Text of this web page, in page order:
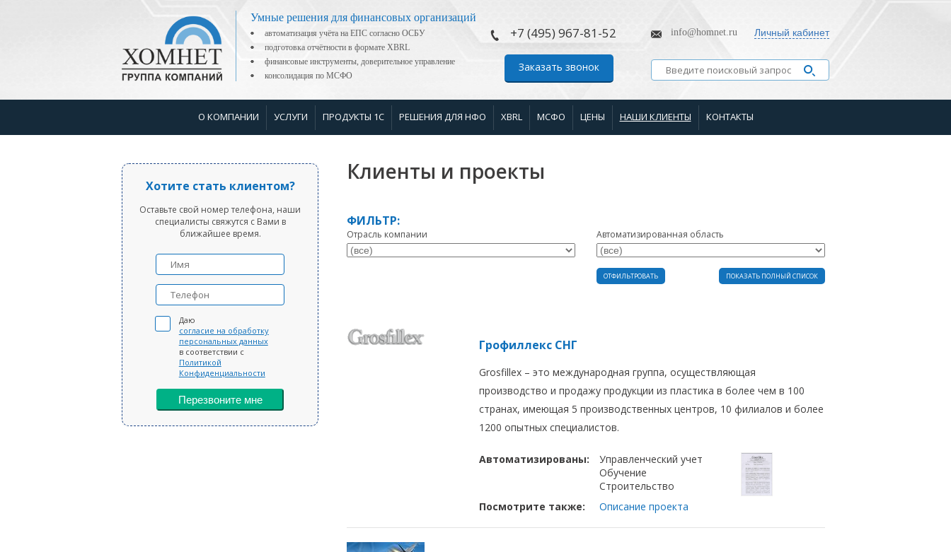
Умные решения для финансовых организаций
автоматизация учёта на ЕПС согласно ОСБУ
подготовка отчётности в формате XBRL
финансовые инструменты, доверительное управление
консолидация по МСФО
+7 (495) 967-81-52
Заказать звонок
info@homnet.ru Личный кабинет
О КОМПАНИИ УСЛУГИ ПРОДУКТЫ 1С РЕШЕНИЯ ДЛЯ НФО XBRL МСФО ЦЕНЫ НАШИ КЛИЕНТЫ КОНТАКТЫ
Хотите стать клиентом?
Оставьте свой номер телефона, наши
специалисты свяжутся с Вами в
ближайшее время.
Даю
согласие на обработку
персональных данных
в соответствии с
Политикой
Конфиденциальности
Перезвоните мне
Клиенты и проекты
ФИЛЬТР:
Отрасль компании Автоматизированная область
ОТФИЛЬТРОВАТЬ ПОКАЗАТЬ ПОЛНЫЙ СПИСОК
Грофиллекс СНГ
Grosfillex – это международная группа, осуществляющая
производство и продажу продукции из пластика в более чем в 100
странах, имеющая 5 производственных центров, 10 филиалов и более
1200 опытных специалистов.
Автоматизированы:
Управленческий учет
Обучение
Строительство
Посмотрите также:
Описание проекта